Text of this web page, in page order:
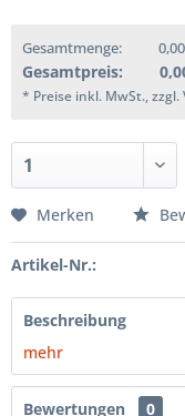
Gesamtmenge: 0,00
Gesamtpreis:
* Preise inkl. MwSt.,
Merken
Artikel-Nr.:
Beschreibung
mehr
Bewertungen
0